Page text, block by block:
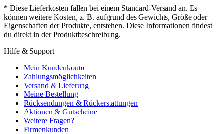
* Diese Lieferkosten fallen bei einem Standard-Versand an. Es
können weitere Kosten, z. B. aufgrund des Gewichts, Größe oder
Eigenschaften der Produkte, entstehen. Diese Informationen findest
du direkt in der Produktbeschreibung.
Hilfe & Support
Mein Kundenkonto
Zahlungsmöglichkeiten
Versand & Lieferung
Meine Bestellung
Rücksendungen & Rückerstattungen
Aktionen & Gutscheine
Weitere Fragen?
Firmenkunden